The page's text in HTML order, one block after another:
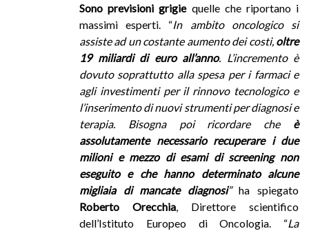
Sono previsioni grigie quelle che riportano i
massimi esperti. “In ambito oncologico si
assiste ad un costante aumento dei costi, oltre
19 miliardi di euro all’anno. L’incremento è
dovuto soprattutto alla spesa per i farmaci e
agli investimenti per il rinnovo tecnologico e
l’inserimento di nuovi strumenti per diagnosi e
terapia. Bisogna poi ricordare che è
assolutamente necessario recuperare i due
milioni e mezzo di esami di screening non
eseguito e che hanno determinato alcune
migliaia di mancate diagnosi”ha spiegato
Roberto Orecchia, Direttore scientifico
dell’Istituto Europeo di Oncologia. “La